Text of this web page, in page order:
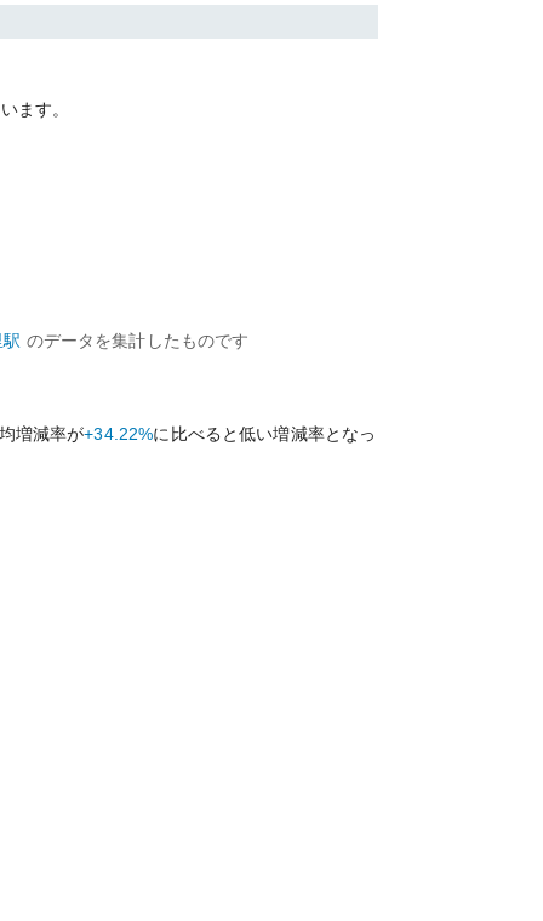
ます。
駅 のデータを集計したものです
増減率が+34.22%に比べると低い増減率となっ